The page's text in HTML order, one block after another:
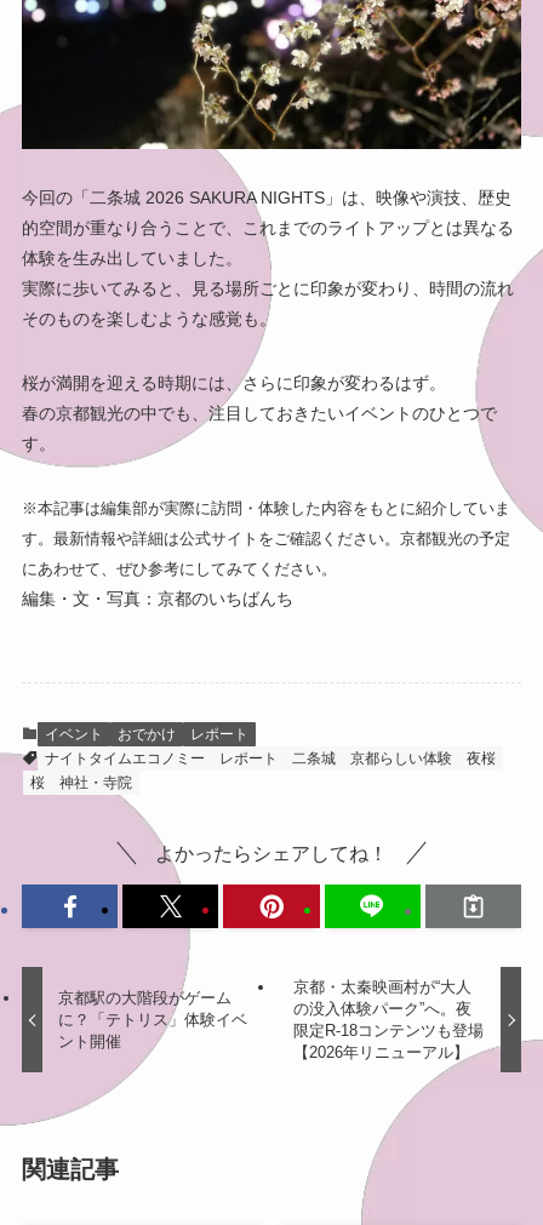
今回の「二条城 2026 SAKURA NIGHTS」は、映像や演技、歴史
的空間が重なり合うことで、これまでのライトアップとは異なる
体験を生み出していました。
実際に歩いてみると、見る場所ごとに印象が変わり、時間の流れ
そのものを楽しむような感覚も。
桜が満開を迎える時期には、さらに印象が変わるはず。
春の京都観光の中でも、注目しておきたいイベントのひとつで
す。
※本記事は編集部が実際に訪問・体験した内容をもとに紹介していま
す。最新情報や詳細は公式サイトをご確認ください。京都観光の予定
にあわせて、ぜひ参考にしてみてください。
編集・文・写真：京都のいちばんち
イベント おでかけ
レポート
ナイトタイムエコノミー
レポート 二条城 京都らしい体験
夜桜
桜
神社・寺院
よかったらシェアしてね！
京都駅の大階段がゲーム
に？「テトリス」体験イベ
ント開催
京都・太秦映画村が“大人
の没入体験パーク”へ。夜
限定R-18コンテンツも登場
【2026年リニューアル】
関連記事